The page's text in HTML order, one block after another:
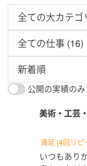
公開の実績のみ
美術・工芸
満足 (4回リピ
いつもあり